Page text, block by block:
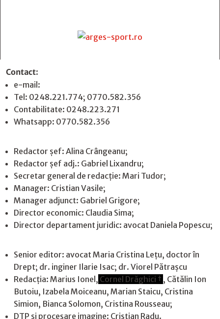
Contact:
e-mail:
Tel: 0248.221.774; 0770.582.356
Contabilitate: 0248.223.271
Whatsapp: 0770.582.356
Redactor șef: Alina Crângeanu;
Redactor șef adj.: Gabriel Lixandru;
Secretar general de redacție: Mari Tudor;
Manager: Cristian Vasile;
Manager adjunct: Gabriel Grigore;
Director economic: Claudia Sima;
Director departament juridic: avocat Daniela Popescu;
Senior editor: avocat Maria Cristina Leţu, doctor în
Drept; dr. inginer Ilarie Isac; dr. Viorel Pătrașcu
Redacţia: Marius Ionel, Cornel Drăghici † , Cătălin Ion
Butoiu, Izabela Moiceanu, Marian Staicu, Cristina
Simion, Bianca Solomon, Cristina Rousseau;
DTP și procesare imagine: Cristian Radu.